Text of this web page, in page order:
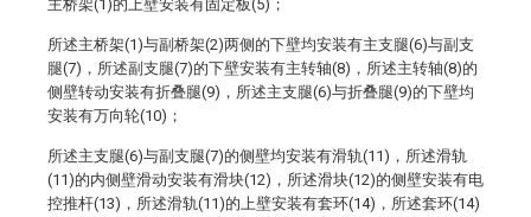
主桥架(1)的上壁安装有固定板(5)；
所述主桥架(1)与副桥架(2)两侧的下壁均安装有主支腿(6)与副支
腿(7)，所述副支腿(7)的下壁安装有主转轴(8)，所述主转轴(8)的
侧壁转动安装有折叠腿(9)，所述主支腿(6)与折叠腿(9)的下壁均
安装有万向轮(10)；
所述主支腿(6)与副支腿(7)的侧壁均安装有滑轨(11)，所述滑轨
(11)的内侧壁滑动安装有滑块(12)，所述滑块(12)的侧壁安装有电
控推杆(13)，所述滑轨(11)的上壁安装有套环(14)，所述套环(14)